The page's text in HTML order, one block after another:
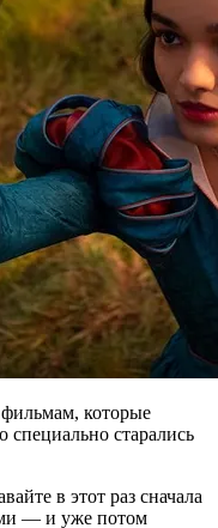
которые
старались
в этот раз сначала
— и уже потом